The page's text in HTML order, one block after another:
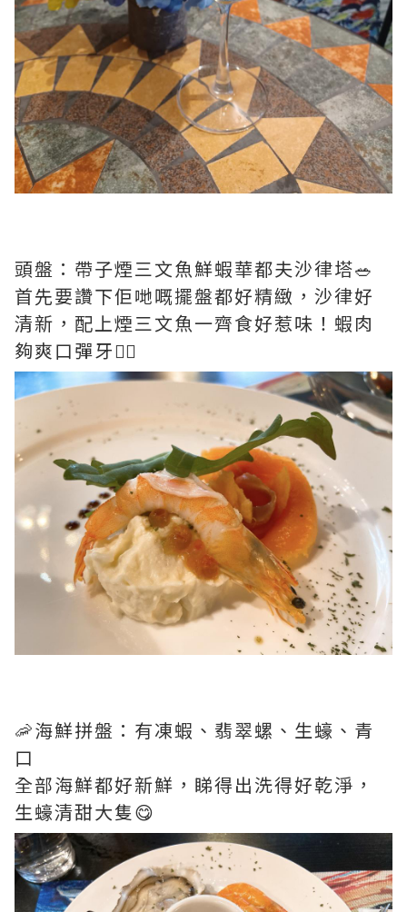
頭盤：帶子煙三文魚鮮蝦華都夫沙律塔🥗
首先要讚下佢哋嘅擺盤都好精緻，沙律好
清新，配上煙三文魚一齊食好惹味！蝦肉
夠爽口彈牙👍🏻
🦐海鮮拼盤：有凍蝦、翡翠螺、生蠔、青
口
全部海鮮都好新鮮，睇得出洗得好乾淨，
生蠔清甜大隻😋